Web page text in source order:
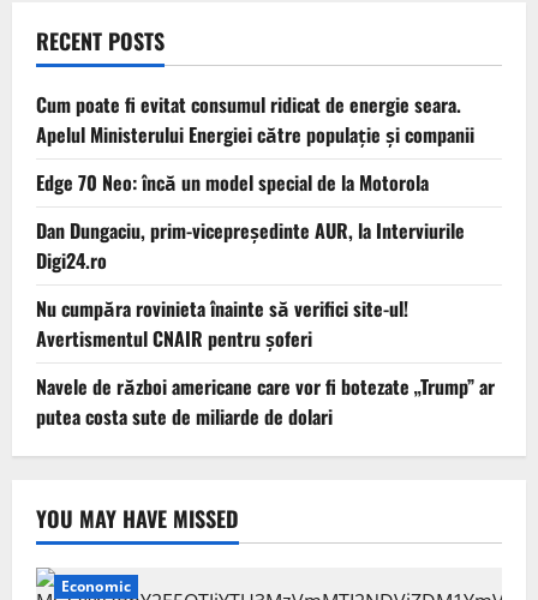
RECENT POSTS
Cum poate fi evitat consumul ridicat de energie seara.
Apelul Ministerului Energiei către populație și companii
Edge 70 Neo: încă un model special de la Motorola
Dan Dungaciu, prim-vicepreședinte AUR, la Interviurile
Digi24.ro
Nu cumpăra rovinieta înainte să verifici site-ul!
Avertismentul CNAIR pentru șoferi
Navele de război americane care vor fi botezate „Trump” ar
putea costa sute de miliarde de dolari
YOU MAY HAVE MISSED
Economic